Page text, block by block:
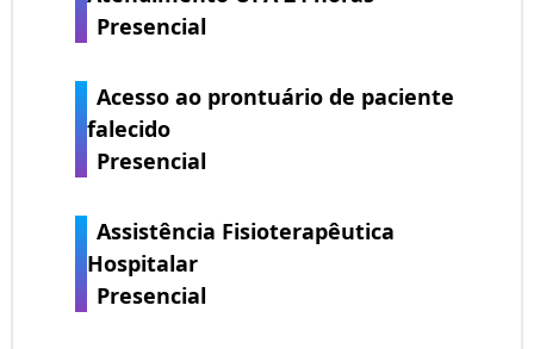
Presencial
Acesso ao prontuário de paciente
falecido
Presencial
Assistência Fisioterapêutica
Hospitalar
Presencial